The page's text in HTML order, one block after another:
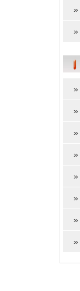
»
»
»
»
»
»
»
»
»
»